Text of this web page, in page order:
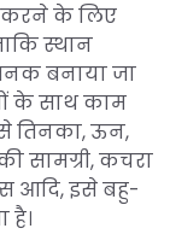
के लिए
स्थान
बनाया जा
के साथ काम
तिनका, ऊन,
सामग्री, कचरा
आदि, इसे बहु-
है।